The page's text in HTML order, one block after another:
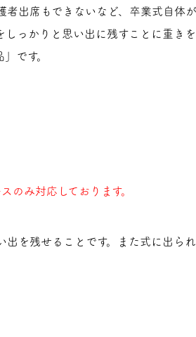
出席もできないなど、卒業式自体
っかりと思い出に残すことに重き
です。
のみ対応しております。
を残せることです。また式に出ら